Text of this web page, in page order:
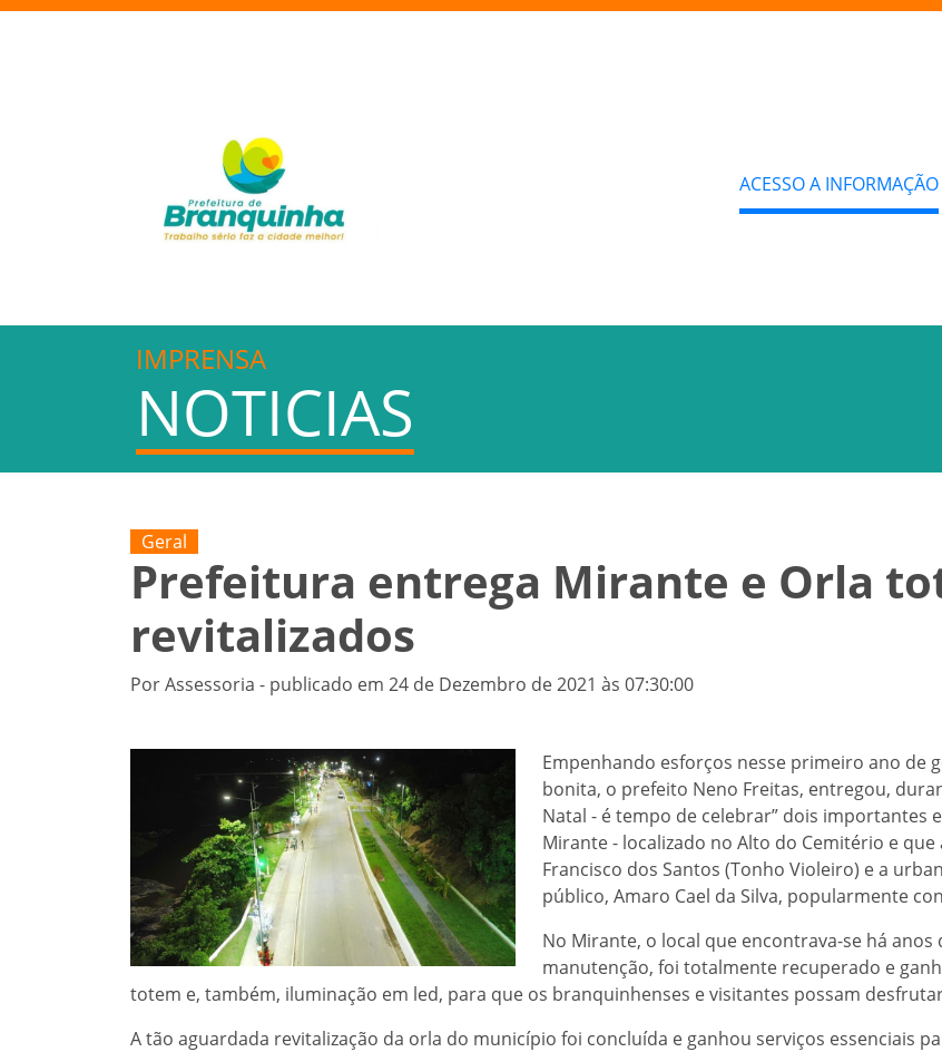
ACESSO A INFORMAÇÃO
IMPRENSA
NOTICIAS
Geral
Prefeitura entrega Mirante e Orla
revitalizados
Por Assessoria - publicado em 24 de Dezembro de 2021 às 07:30:00
Empenhando esforços nesse primeiro ano de
bonita, o prefeito Neno Freitas, entregou,
Natal - é tempo de celebrar” dois
Mirante - localizado no Alto do Cemitério e
Francisco dos Santos (Tonho Violeiro) e a
público, Amaro Cael da Silva, popularmente
No Mirante, o local que encontrava-se há
manutenção, foi totalmente recuperado e
totem e, também, iluminação em led, para que os branquinhenses e visitantes possam
A tão aguardada revitalização da orla do município foi concluída e ganhou serviços essenciais